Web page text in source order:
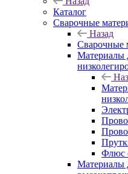
Каталог
Сварочные
Назад
Сварочные
Материалы
Флюс
Материалы